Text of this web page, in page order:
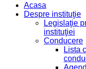
Acasa
Despre instituţie
Legislaţie
instituţiei
Conducere
Lista